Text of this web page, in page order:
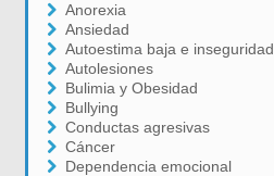
Anorexia
Ansiedad
Autoestima baja e inseguridad
Autolesiones
Bulimia y Obesidad
Bullying
Conductas agresivas
Cáncer
Dependencia emocional